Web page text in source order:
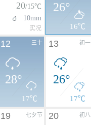
20/15℃
10mm
实况
26°
16℃
三十
12
28°
17℃
初一
13
26°
17℃
七夕节
19 初八
20